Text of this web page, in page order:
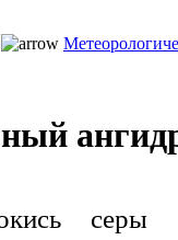
серы